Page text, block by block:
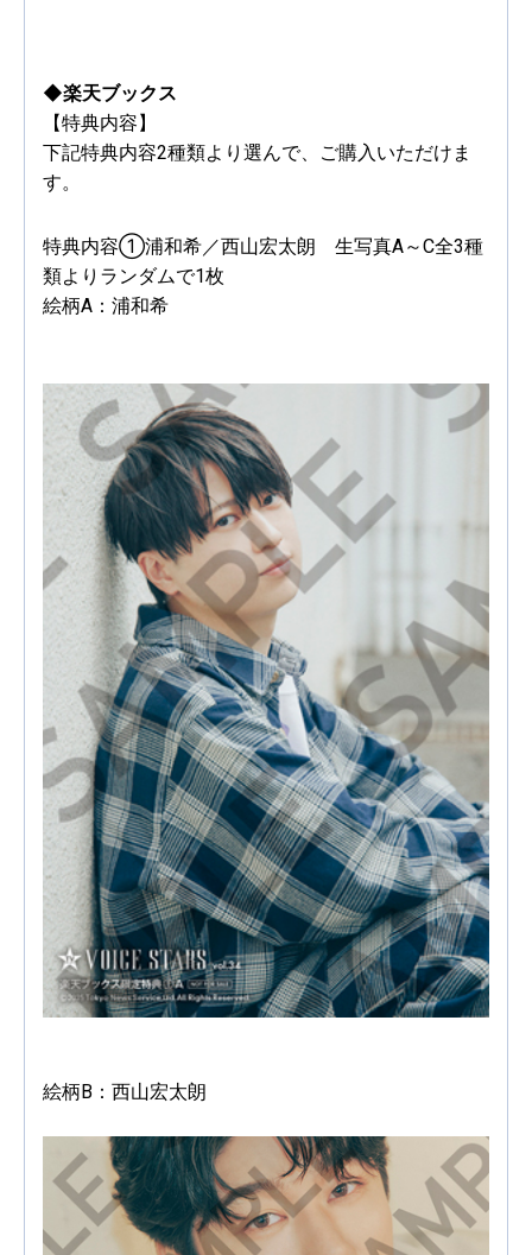
◆楽天ブックス
【特典内容】
下記特典内容2種類より選んで、ご購入いただけま
す。
特典内容①浦和希／西山宏太朗 生写真A～C全3種
類よりランダムで1枚
絵柄A：浦和希
絵柄B：西山宏太朗